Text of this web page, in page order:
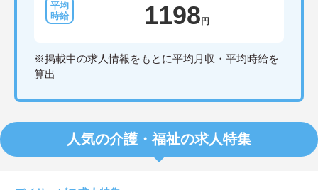
1198 円
※掲載中の求人情報をもとに平均月収・平均時給を
算出
人気の介護・福祉の求人特集